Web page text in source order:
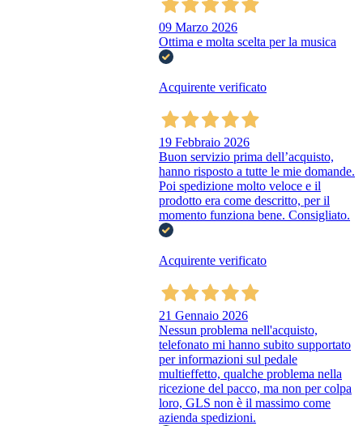
09 Marzo 2026
Ottima e molta scelta per la musica
Acquirente verificato
19 Febbraio 2026
Buon servizio prima dell’acquisto,
hanno risposto a tutte le mie domande.
Poi spedizione molto veloce e il
prodotto era come descritto, per il
momento funziona bene. Consigliato.
Acquirente verificato
21 Gennaio 2026
Nessun problema nell'acquisto,
telefonato mi hanno subito supportato
per informazioni sul pedale
multieffetto, qualche problema nella
ricezione del pacco, ma non per colpa
loro, GLS non è il massimo come
azienda spedizioni.